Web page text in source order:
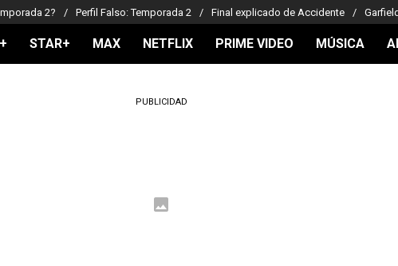
2? Perfil Falso: Temporada 2 Final explicado de Accidente
STAR+ MAX NETFLIX PRIME VIDEO MÚSICA
PUBLICIDAD